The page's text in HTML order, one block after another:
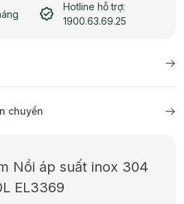
Hotline hỗ trợ:
1900.63.69.25
chuyển
Nồi áp suất inox 304
EL3369